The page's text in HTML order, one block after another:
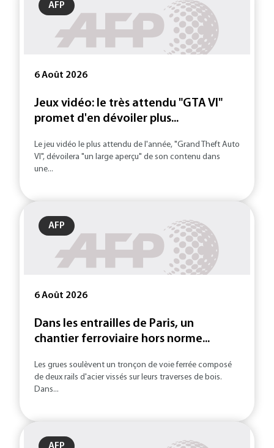
AFP
6 Août 2026
Jeux vidéo: le très attendu "GTA VI"
promet d'en dévoiler plus...
Le jeu vidéo le plus attendu de l'année, "Grand Theft Auto
VI", dévoilera "un large aperçu" de son contenu dans
une...
AFP
6 Août 2026
Dans les entrailles de Paris, un
chantier ferroviaire hors norme...
Les grues soulèvent un tronçon de voie ferrée composé
de deux rails d'acier vissés sur leurs traverses de bois.
Dans...